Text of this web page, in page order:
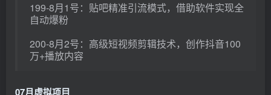
199-8月1号：贴吧精准引流模式，借助软件实现全
自动爆粉
200-8月2号：高级短视频剪辑技术，创作抖音100
万+播放内容
07月虚拟项目